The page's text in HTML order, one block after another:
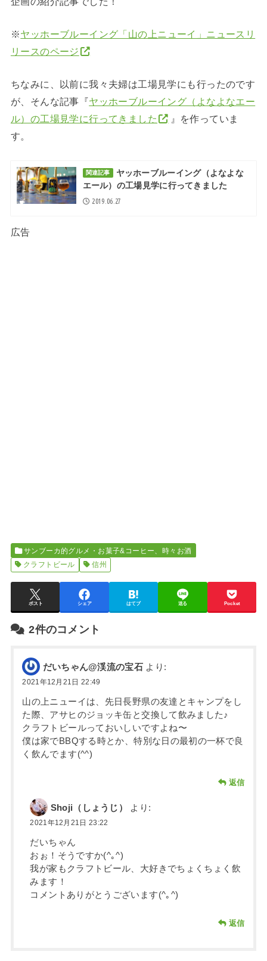
※ヤッホーブルーイング「山の上ニューイ」ニュースリ
リースのページ
ちなみに、以前に我々夫婦は工場見学にも行ったのです
が、そんな記事『ヤッホーブルーイング（よなよなエー
ル）の工場見学に行ってきました
』を作っていま
す。
関連記事
ヤッホーブルーイング（よなよな
エール）の工場見学に行ってきました
2019.06.27
広告
サンブーカ的グルメ・お菓子&コーヒー、時々お酒
クラフトビール
信州
ポスト シェア はてブ 送る Pocket
2件のコメント
だいちゃん@渓流の宝石 より:
2021年12月21日 22:49
山の上ニューイは、先日長野県の友達とキャンプをし
た際、アサヒのジョッキ缶と交換して飲みました♪
クラフトビールっておいしいですよね〜
僕は家でBBQする時とか、特別な日の最初の一杯で良
く飲んでます(^^)
返信
Shoji（しょうじ） より:
2021年12月21日 23:22
だいちゃん
おぉ！そうですか(^｡^)
我が家もクラフトビール、大好きでちょくちょく飲
みます！
コメントありがとうございます(^｡^)
返信